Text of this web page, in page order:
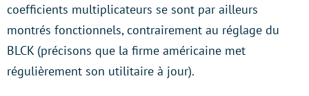
coefficients multiplicateurs se sont par ailleurs
montrés fonctionnels, contrairement au réglage du
BLCK (précisons que la firme américaine met
régulièrement son utilitaire à jour).